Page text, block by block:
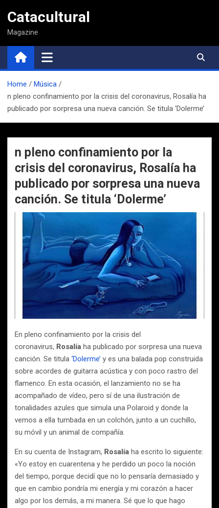
contenido
Catacultural
Magazine
Home
Música
n pleno confinamiento por la crisis del coronavirus, Rosalía ha
publicado por sorpresa una nueva canción. Se titula ‘Dolerme’
n pleno confinamiento por la
crisis del coronavirus, Rosalía ha
publicado por sorpresa una nueva
canción. Se titula ‘Dolerme’
En pleno confinamiento por la crisis del
coronavirus, Rosalía ha publicado por sorpresa una nueva
canción. Se titula ‘Dolerme’ y es una balada pop construida
sobre acordes de guitarra acústica y con poco rastro del
flamenco. En esta ocasión, el lanzamiento no se ha
acompañado de vídeo, pero sí de una ilustración de
tonalidades azules que simula una Polaroid y donde la
vemos a ella tumbada en un colchón, junto a un cuchillo,
su móvil y un animal de compañía.
En su cuenta de Instagram, Rosalía ha escrito lo siguiente:
«Yo estoy en cuarentena y he perdido un poco la noción
del tiempo, porque decidí que no lo pensaría demasiado y
que en cambio pondría mi energía y mi corazón a hacer
algo por los demás, a mi manera. Sé que lo que hago